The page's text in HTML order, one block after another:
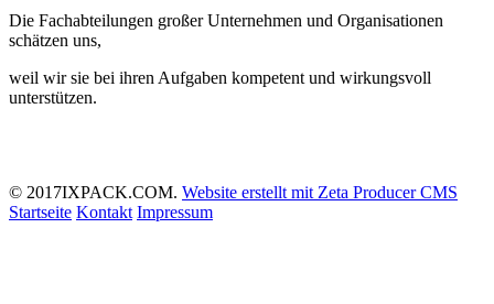
Die Fachabteilungen großer Unternehmen und Organisationen
schätzen uns,
weil wir sie bei ihren Aufgaben kompetent und wirkungsvoll
unterstützen.
© 2017IXPACK.COM. Website erstellt mit Zeta Producer CMS
Startseite Kontakt Impressum